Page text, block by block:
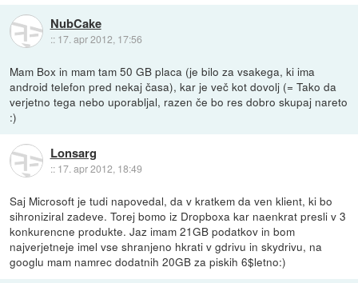
NubCake
:: 17. apr 2012, 17:56
Mam Box in mam tam 50 GB placa (je bilo za vsakega, ki ima
android telefon pred nekaj časa), kar je več kot dovolj (= Tako da
verjetno tega nebo uporabljal, razen če bo res dobro skupaj nareto
:)
Lonsarg
:: 17. apr 2012, 18:49
Saj Microsoft je tudi napovedal, da v kratkem da ven klient, ki bo
sihroniziral zadeve. Torej bomo iz Dropboxa kar naenkrat presli v 3
konkurencne produkte. Jaz imam 21GB podatkov in bom
najverjetneje imel vse shranjeno hkrati v gdrivu in skydrivu, na
googlu mam namrec dodatnih 20GB za piskih 6$letno:)